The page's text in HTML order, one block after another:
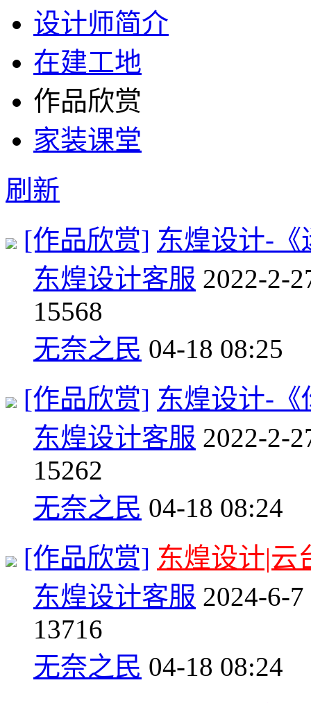
设计师简介
在建工地
作品欣赏
家装课堂
刷新
[作品欣赏] 东煌设计-《
东煌设计客服 2022-2-
15568
无奈之民 04-18 08:25
[作品欣赏] 东煌设计-《
东煌设计客服 2022-2-
15262
无奈之民 04-18 08:24
[作品欣赏] 东煌设计|云
东煌设计客服 2024-6-7
13716
无奈之民 04-18 08:24